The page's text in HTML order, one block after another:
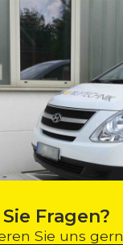
Fragen?
Sie uns